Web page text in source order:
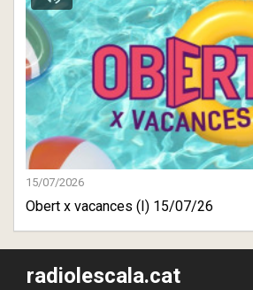
15/07/2026
Obert x vacances (I) 15/07/26
radiolescala.cat